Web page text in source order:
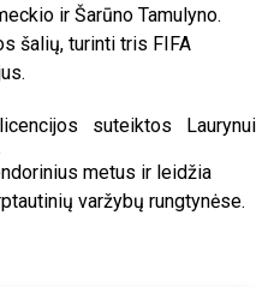
ir Šarūno Tamulyno.
šalių, turinti tris FIFA
suteiktos Laurynui
metus ir leidžia
varžybų rungtynėse.